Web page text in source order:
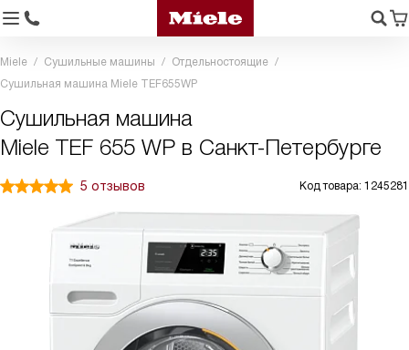
Miele Сушильные машины
Отдельностоящие
Сушильная машина Miele TEF655WP
Сушильная машина
Miele TEF 655 WP в Санкт-Петербурге
5 отзывов Код товара: 1245281